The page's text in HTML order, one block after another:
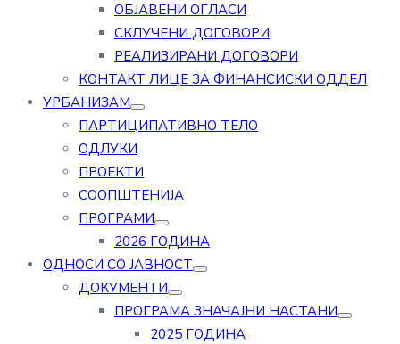
ОБЈАВЕНИ ОГЛАСИ
СКЛУЧЕНИ ДОГОВОРИ
РЕАЛИЗИРАНИ ДОГОВОРИ
КОНТАКТ ЛИЦЕ ЗА ФИНАНСИСКИ ОДДЕЛ
УРБАНИЗАМ
ПАРТИЦИПАТИВНО ТЕЛО
ОДЛУКИ
ПРОЕКТИ
СООПШТЕНИЈА
ПРОГРАМИ
2026 ГОДИНА
ОДНОСИ СО ЈАВНОСТ
ДОКУМЕНТИ
ПРОГРАМА ЗНАЧАЈНИ НАСТАНИ
2025 ГОДИНА